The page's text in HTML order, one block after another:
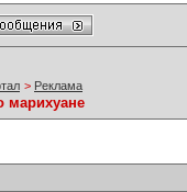
> Реклама
марихуане